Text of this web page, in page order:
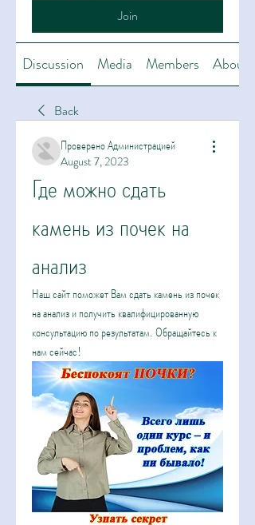
Join
Discussion Media Members About
Back
Проверено Администрацией
August 7, 2023
Где можно сдать
камень из почек на
анализ
Наш сайт поможет Вам сдать камень из почек
на анализ и получить квалифицированную
консультацию по результатам. Обращайтесь к
нам сейчас!